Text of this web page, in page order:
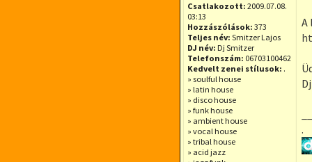
Csatlakozott: 2009.07.08.
03:13
Hozzászólások: 373
Teljes név: Smitzer Lajos
DJ név: Dj Smitzer
Telefonszám: 06703100462
Kedvelt zenei stílusok: .
» soulful house
» latin house
» disco house
» funk house
» ambient house
» vocal house
» tribal house
» acid jazz
A
.